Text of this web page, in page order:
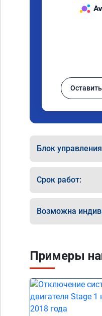
Блок
Срок работ:
Возможна
Примеры